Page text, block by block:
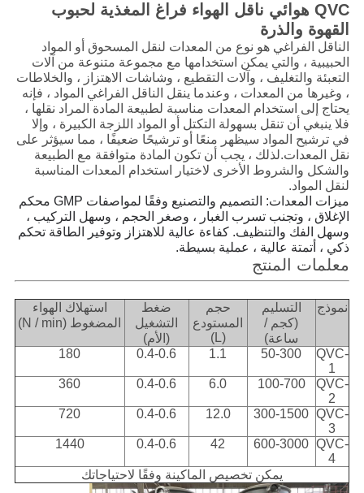
QVC هوائي ناقل الهواء فراغ المغذية لحبوب
القهوة والذرة
الناقل الفراغي هو نوع من المعدات لنقل المسحوق أو المواد
الحبيبية ، والتي يمكن استخدامها مع مجموعة متنوعة من آلات
التعبئة والتغليف ، وآلات التقطيع ، وشاشات الاهتزاز ، والخلاطات
، وغيرها من المعدات ، وعندما ينقل الناقل الفراغي المواد ، فإنه
يحتاج إلى استخدام المعدات مناسبة لطبيعة المادة المراد نقلها ،
فلا ينبغي أن تنقل بسهولة التكتل أو المواد اللزجة الكبيرة ، وإلا
في ترشيح المواد سيظهر منعًا أو ترشيحًا ضعيفًا ، مما سيؤثر على
نقل المعدات.لذلك ، يجب أن تكون المادة متوافقة مع الطبيعة
والشكل والشروط الأخرى لاختيار استخدام المعدات المناسبة
لنقل المواد.
ميزات المعدات: التصميم والتصنيع وفقًا لمواصفات GMP محكم
الإغلاق ، وتجنب تسرب الغبار ، وصغر الحجم ، وسهل التركيب ،
وسهل الفك والتنظيف. كفاءة عالية للاهتزاز وتوفير الطاقة تحكم
ذكي ، أتمتة عالية ، عملية بسيطة.
معلمات المنتج
نموذج
التسليم
(كجم /
ساعة)
حجم
المستودع
(L)
ضغط
التشغيل
(الأم)
استهلاك الهواء
المضغوط (N / min)
QVC-
1
50-300
1.1
0.4-0.6
180
QVC-
2
100-700
6.0
0.4-0.6
360
QVC-
3
300-1500
12.0
0.4-0.6
720
QVC-
4
600-3000
42
0.4-0.6
1440
يمكن تخصيص الماكينة وفقًا لاحتياجاتك